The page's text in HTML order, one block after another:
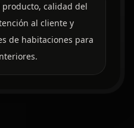
calidad del
al cliente y
de habitaciones para